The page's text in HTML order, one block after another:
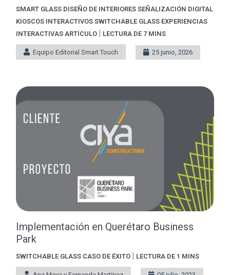
SMART GLASS DISEÑO DE INTERIORES SEÑALIZACIÓN DIGITAL
KIOSCOS INTERACTIVOS SWITCHABLE GLASS EXPERIENCIAS
INTERACTIVAS ARTÍCULO | LECTURA DE 7 MINS
Equipo Editorial Smart Touch 25 junio, 2026
Implementación en Querétaro Business
Park
SWITCHABLE GLASS CASO DE ÉXITO | LECTURA DE 1 MINS